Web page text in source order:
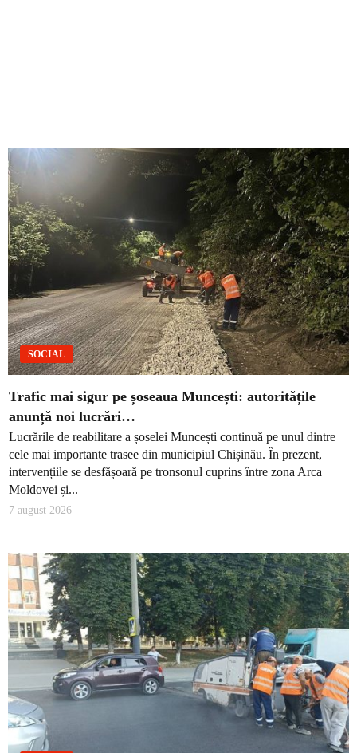
SOCIAL
Trafic mai sigur pe șoseaua Muncești: autoritățile
anunță noi lucrări…
Lucrările de reabilitare a șoselei Muncești continuă pe unul dintre
cele mai importante trasee din municipiul Chișinău. În prezent,
intervențiile se desfășoară pe tronsonul cuprins între zona Arca
Moldovei și...
7 august 2026